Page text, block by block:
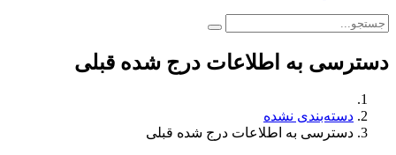
دسترسی به اطلاعات درج شده قبلی
دسته‌بندی نشده
دسترسی به اطلاعات درج شده قبلی